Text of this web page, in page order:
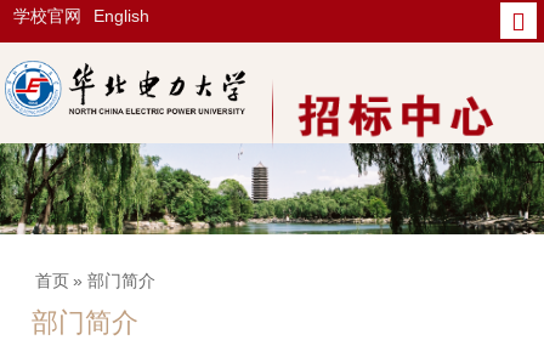
学校官网 English
首页 » 部门简介
部门简介